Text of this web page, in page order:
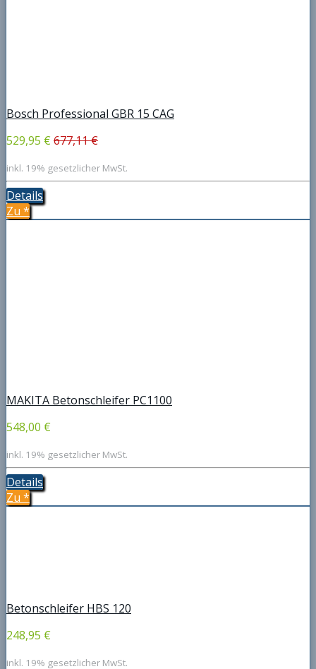
Bosch Professional GBR 15 CAG
529,95 € 677,11 €
inkl. 19% gesetzlicher MwSt.
Details
Zu *
MAKITA Betonschleifer PC1100
548,00 €
inkl. 19% gesetzlicher MwSt.
Details
Zu *
Betonschleifer HBS 120
248,95 €
inkl. 19% gesetzlicher MwSt.